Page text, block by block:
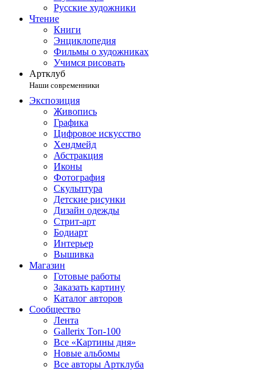
Русские художники
Чтение
Книги
Энциклопедия
Фильмы о художниках
Учимся рисовать
Артклуб
Наши современники
Экспозиция
Живопись
Графика
Цифровое искусство
Хендмейд
Абстракция
Иконы
Фотография
Скульптура
Детские рисунки
Дизайн одежды
Стрит-арт
Бодиарт
Интерьер
Вышивка
Магазин
Готовые работы
Заказать картину
Каталог авторов
Сообщество
Лента
Gallerix Топ-100
Все «Картины дня»
Новые альбомы
Все авторы Артклуба